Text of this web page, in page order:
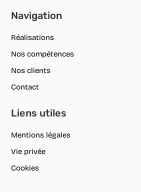
Navigation
Réalisations
Nos compétences
Nos clients
Contact
Liens utiles
Mentions légales
Vie privée
Cookies